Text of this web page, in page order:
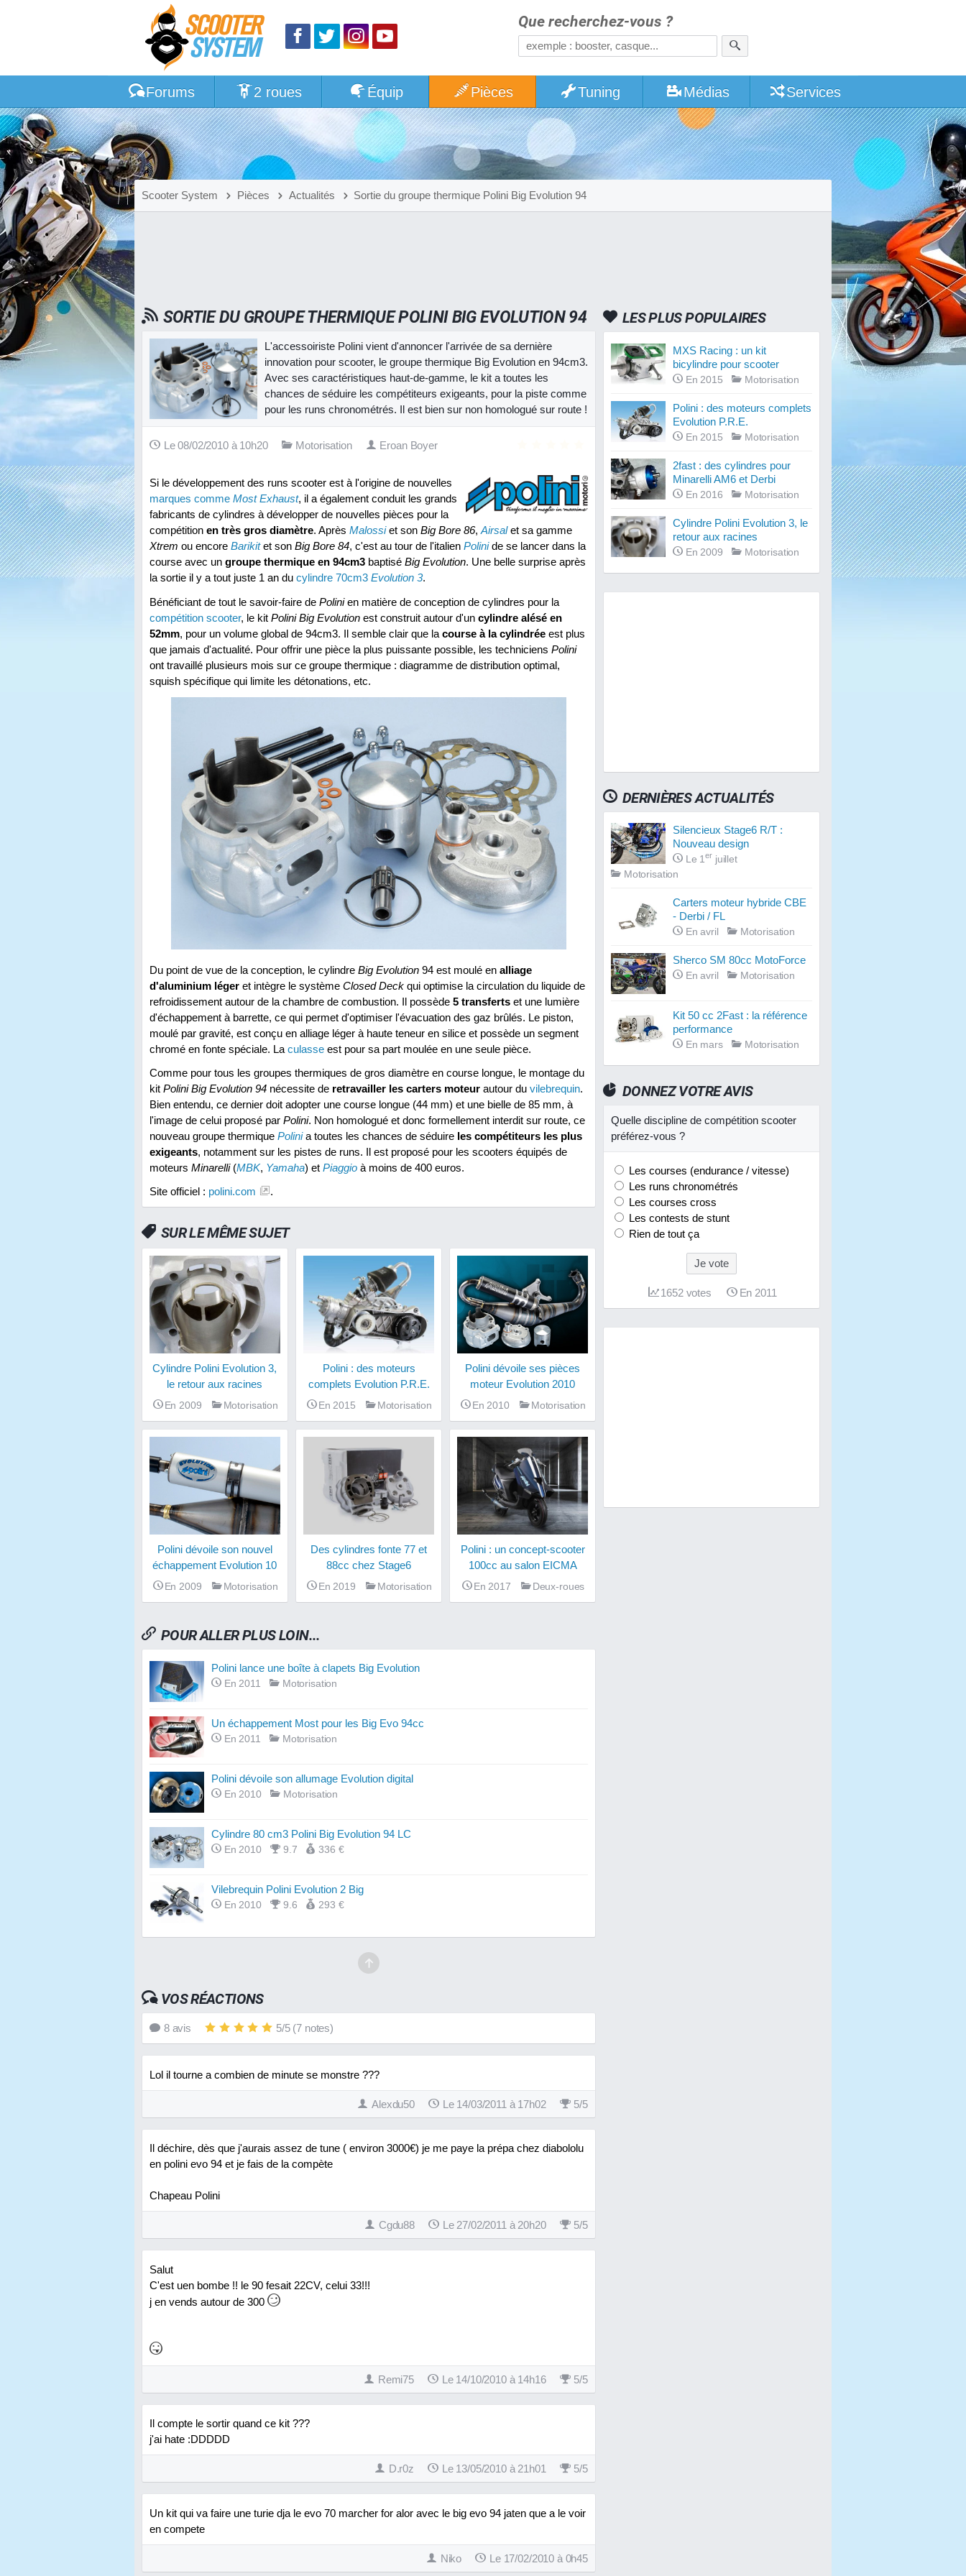
Que recherchez-vous ?
Forums 2 roues Équip Pièces Tuning Médias Services
Scooter System Pièces Actualités Sortie du groupe thermique Polini Big Evolution 94
SORTIE DU GROUPE THERMIQUE POLINI BIG EVOLUTION 94
L'accessoiriste Polini vient d'annoncer l'arrivée de sa dernière
innovation pour scooter, le groupe thermique Big Evolution en 94cm3.
Avec ses caractéristiques haut-de-gamme, le kit a toutes les
chances de séduire les compétiteurs exigeants, pour la piste comme
pour les runs chronométrés. Il est bien sur non homologué sur route !
Le 08/02/2010 à 10h20 Motorisation Eroan Boyer
Si le développement des runs scooter est à l'origine de nouvelles
marques comme Most Exhaust, il a également conduit les grands
fabricants de cylindres à développer de nouvelles pièces pour la
compétition en très gros diamètre. Après Malossiet son Big Bore 86, Airsalet sa gamme
Xtrem ou encore Barikitet son Big Bore 84, c'est au tour de l'italien Polinide se lancer dans la
course avec un groupe thermique en 94cm3 baptisé Big Evolution. Une belle surprise après
la sortie il y a tout juste 1 an du cylindre 70cm3 Evolution 3.
Bénéficiant de tout le savoir-faire de Polinien matière de conception de cylindres pour la
compétition scooter, le kit Polini Big Evolution est construit autour d'un cylindre alésé en
52mm, pour un volume global de 94cm3. Il semble clair que la course à la cylindrée est plus
que jamais d'actualité. Pour offrir une pièce la plus puissante possible, les techniciens Polini
ont travaillé plusieurs mois sur ce groupe thermique : diagramme de distribution optimal,
squish spécifique qui limite les détonations, etc.
Du point de vue de la conception, le cylindre Big Evolution 94 est moulé en alliage
d'aluminium léger et intègre le système Closed Deck qui optimise la circulation du liquide de
refroidissement autour de la chambre de combustion. Il possède 5 transferts et une lumière
d'échappement à barrette, ce qui permet d'optimiser l'évacuation des gaz brûlés. Le piston,
moulé par gravité, est conçu en alliage léger à haute teneur en silice et possède un segment
chromé en fonte spéciale. La culasse est pour sa part moulée en une seule pièce.
Comme pour tous les groupes thermiques de gros diamètre en course longue, le montage du
kit Polini Big Evolution 94 nécessite de retravailler les carters moteur autour du vilebrequin.
Bien entendu, ce dernier doit adopter une course longue (44 mm) et une bielle de 85 mm, à
l'image de celui proposé par Polini. Non homologué et donc formellement interdit sur route, ce
nouveau groupe thermique Polinia toutes les chances de séduire les compétiteurs les plus
exigeants, notamment sur les pistes de runs. Il est proposé pour les scooters équipés de
moteurs Minarelli(MBK, Yamaha) et Piaggio à moins de 400 euros.
Site officiel : polini.com .
SUR LE MÊME SUJET
Cylindre Polini Evolution 3,
le retour aux racines
En 2009 Motorisation
Polini : des moteurs
complets Evolution P.R.E.
En 2015 Motorisation
Polini dévoile ses pièces
moteur Evolution 2010
En 2010 Motorisation
Polini dévoile son nouvel
échappement Evolution 10
En 2009 Motorisation
Des cylindres fonte 77 et
88cc chez Stage6
En 2019 Motorisation
Polini : un concept-scooter
100cc au salon EICMA
En 2017 Deux-roues
POUR ALLER PLUS LOIN...
Polini lance une boîte à clapets Big Evolution
En 2011 Motorisation
Un échappement Most pour les Big Evo 94cc
En 2011 Motorisation
Polini dévoile son allumage Evolution digital
En 2010 Motorisation
Cylindre 80 cm3 Polini Big Evolution 94 LC
En 2010 9.7 336 €
Vilebrequin Polini Evolution 2 Big
En 2010 9.6 293 €
VOS RÉACTIONS
8avis 5/5(7 notes)
Lol il tourne a combien de minute se monstre ???
Alexdu50 Le 14/03/2011 à 17h02 5/5
Il déchire, dès que j'aurais assez de tune ( environ 3000€) je me paye la prépa chez diabololu
en polini evo 94 et je fais de la compète
Chapeau Polini
Cgdu88 Le 27/02/2011 à 20h20 5/5
Salut
C'est uen bombe !! le 90 fesait 22CV, celui 33!!!
j en vends autour de 300
Remi75 Le 14/10/2010 à 14h16 5/5
Il compte le sortir quand ce kit ???
j'ai hate :DDDDD
D.r0z Le 13/05/2010 à 21h01 5/5
Un kit qui va faire une turie dja le evo 70 marcher for alor avec le big evo 94 jaten que a le voir
en compete
Niko Le 17/02/2010 à 0h45
LES PLUS POPULAIRES
MXS Racing : un kit
bicylindre pour scooter
En 2015 Motorisation
Polini : des moteurs complets
Evolution P.R.E.
En 2015 Motorisation
2fast : des cylindres pour
Minarelli AM6 et Derbi
En 2016 Motorisation
Cylindre Polini Evolution 3, le
retour aux racines
En 2009 Motorisation
DERNIÈRES ACTUALITÉS
Silencieux Stage6 R/T :
Nouveau design
Le 1er juillet
Motorisation
Carters moteur hybride CBE
- Derbi / FL
En avril Motorisation
Sherco SM 80cc MotoForce
En avril Motorisation
Kit 50 cc 2Fast : la référence
performance
En mars Motorisation
DONNEZ VOTRE AVIS
Quelle discipline de compétition scooter
préférez-vous ?
Les courses (endurance / vitesse)
Les runs chronométrés
Les courses cross
Les contests de stunt
Rien de tout ça
Je vote
1652votes En 2011